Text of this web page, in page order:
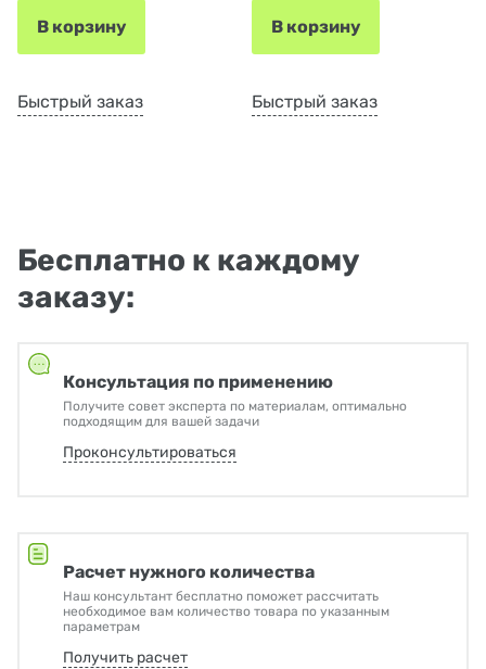
В корзину
Быстрый заказ
В корзину
Быстрый заказ
Бесплатно к каждому
заказу:
Консультация по применению
Получите совет эксперта по материалам, оптимально
подходящим для вашей задачи
Проконсультироваться
Расчет нужного количества
Наш консультант бесплатно поможет рассчитать
необходимое вам количество товара по указанным
параметрам
Получить расчет